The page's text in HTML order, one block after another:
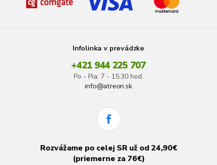
Infolinka v prevádzke
+421 944 225 707
Po - Pia: 7 - 15:30 hod.
info@atreon.sk
Rozvážame po celej SR už od 24,90€
(priemerne za 76€)